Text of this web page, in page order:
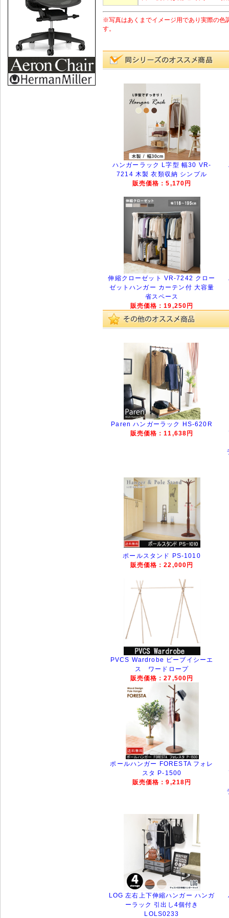
※写真はあくまでイメージ用であり実際の色
す。
ハンガーラック L字型 幅30 VR-
7214 木製 衣類収納 シンプル
販売価格：5,170円
伸縮クローゼット VR-7242 クロー
ゼットハンガー カーテン付 大容量
省スペース
販売価格：19,250円
Paren ハンガーラック HS-620R
販売価格：11,638円
ポールスタンド PS-1010
販売価格：22,000円
PVCS Wardrobe ピーブイシーエ
ス ワードロープ
販売価格：27,500円
ポールハンガー FORESTA フォレ
スタ P-1500
販売価格：9,218円
LOG 左右上下伸縮ハンガー ハンガ
ーラック 引出し4個付き
LOLS0233